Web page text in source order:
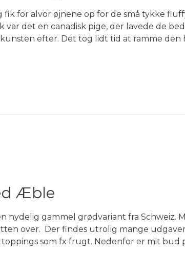
for alvor øjnene op for de små tykke
var det en canadisk pige, der lavede de
efter. Det tog lidt tid at ramme den
Æble
nydelig gammel grødvariant fra Schweiz.
over. Der findes utrolig mange
som fx frugt. Nedenfor er mit bud